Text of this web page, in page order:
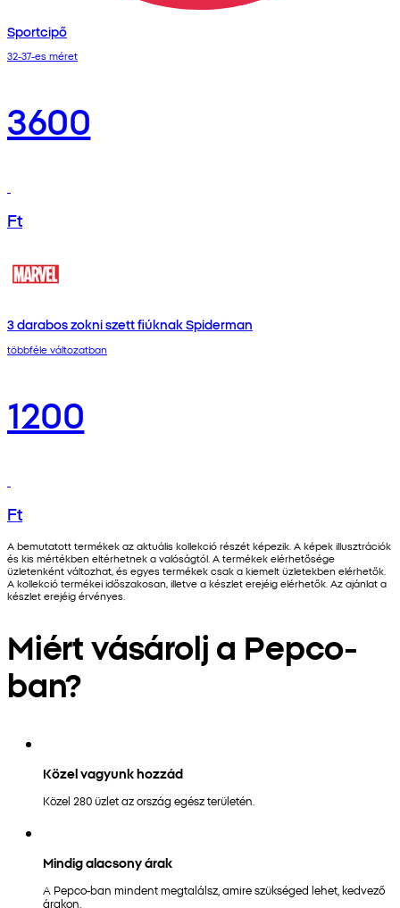
Sportcipő
32-37-es méret
3600
Ft
3 darabos zokni szett fiúknak Spiderman
többféle változatban
1200
Ft
A bemutatott termékek az aktuális kollekció részét képezik. A képek illusztrációk
és kis mértékben eltérhetnek a valóságtól. A termékek elérhetősége
üzletenként változhat, és egyes termékek csak a kiemelt üzletekben elérhetők.
A kollekció termékei időszakosan, illetve a készlet erejéig elérhetők. Az ajánlat a
készlet erejéig érvényes.
Miért vásárolj a Pepco-
ban?
Közel vagyunk hozzád
Közel 280 üzlet az ország egész területén.
Mindig alacsony árak
A Pepco-ban mindent megtalálsz, amire szükséged lehet, kedvező
árakon.